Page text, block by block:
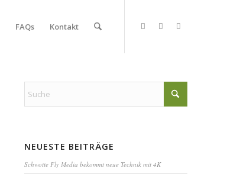
FAQs Kontakt
NEUESTE BEITRÄGE
Schwotte Fly Media bekommt neue Technik mit 4K